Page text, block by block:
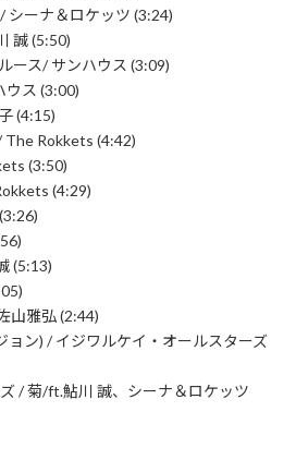
シーナ＆ロケッツ (3:24)
誠 (5:50)
ース/ サンハウス (3:09)
ウス (3:00)
(4:15)
The Rokkets (4:42)
(3:50)
(4:29)
(5:13)
/ 佐山雅弘 (2:44)
ョン) / イジワルケイ・オールスターズ
/ 菊/ft.鮎川 誠、シーナ＆ロケッツ